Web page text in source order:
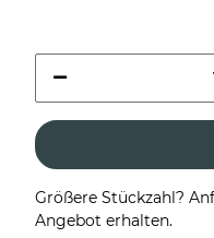
Größere Stückzahl?
Angebot erhalten.